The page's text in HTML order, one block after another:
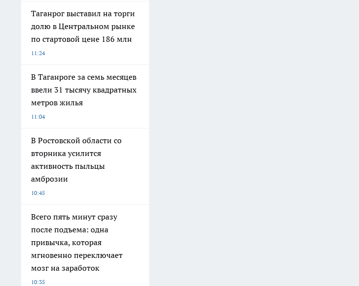
Таганрог выставил на торги
долю в Центральном рынке
по стартовой цене 186 млн
11:24
В Таганроге за семь месяцев
ввели 31 тысячу квадратных
метров жилья
11:04
В Ростовской области со
вторника усилится
активность пыльцы
амброзии
10:45
Всего пять минут сразу
после подъема: одна
привычка, которая
мгновенно переключает
мозг на заработок
10:35